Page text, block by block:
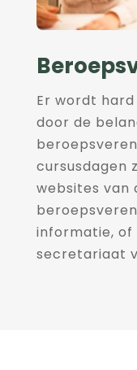
Er wordt
door de
cursusdagen
websites van
informatie,
secretariaat